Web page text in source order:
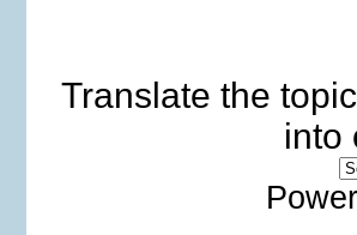
Translate the topic
into